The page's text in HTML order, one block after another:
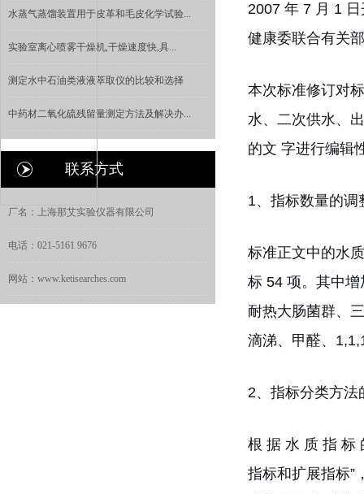
水蒸气蒸馏装置用于皮革和毛皮化学试验...
实验室离心喷雾干燥机,干燥速度快,具...
测定水中石油类液液萃取仪的比较和选择
中药材二氧化硫残留量测定方法及解决办...
联系方式
厂名：上海那艾实验仪器有限公司
电话：021-5161 9676
网站：www.ketisearches.com
2007 年 7 月 1
健康委联合有关
本次标准修订对
水、二次供水、
的文 字进行编辑
1、指标数量的调
标准正文中的水
标 54 项。其中
耐热大肠菌群、
滴涕、甲醛、
2、指标分类方法
根 据 水 质 指 标
指标和扩展指标”